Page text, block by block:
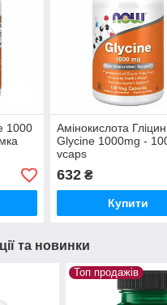
1000
Амінокислота
Glycine 1000mg -
vcaps
632₴
Купити
та новинки
Топ продажів